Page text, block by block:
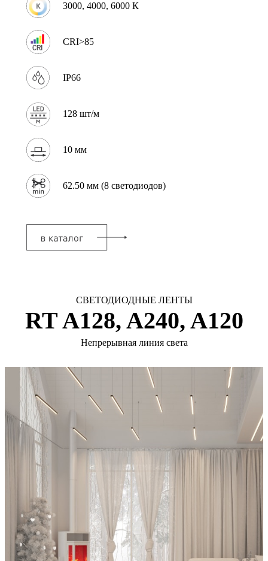
3000, 4000, 6000 К
CRI>85
IP66
128 шт/м
10 мм
62.50 мм (8 светодиодов)
СВЕТОДИОДНЫЕ ЛЕНТЫ
RT A128, A240, A120
Непрерывная линия света